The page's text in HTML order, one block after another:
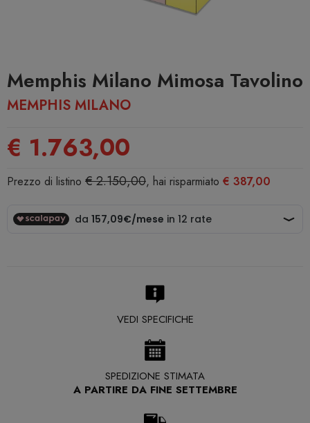
Memphis Milano Mimosa Tavolino
MEMPHIS MILANO
€ 1.763,00
Prezzo di listino € 2.150,00, hai risparmiato € 387,00
VEDI SPECIFICHE
SPEDIZIONE STIMATA
A PARTIRE DA FINE SETTEMBRE